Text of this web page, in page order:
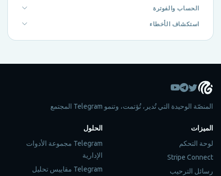
الحساب والفوترة
استكشاف الأخطاء
المنصّة الوحيدة التي تُدير، تُؤتمت، وتنمو Telegram المجتمع
الميزات
لوحة التحكم
Stripe Connect
رسائل الترحيب
الحلول
Telegram مجموعة الأدوات
الإدارية
Telegram مقاييس تحليل